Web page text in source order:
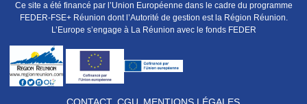
Ce site a été financé par l’Union Européenne dans le cadre du programme
FEDER-FSE+ Réunion dont l’Autorité de gestion est la Région Réunion.
L’Europe s’engage à La Réunion avec le fonds FEDER